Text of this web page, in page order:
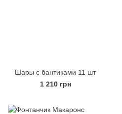
Шары с бантиками 11 шт
1 210 грн